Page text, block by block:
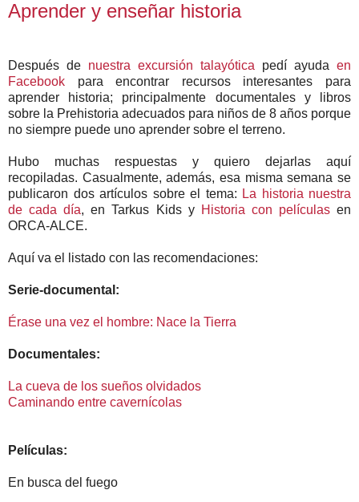
Aprender y enseñar historia
Después de nuestra excursión talayótica pedí ayuda en
Facebook para encontrar recursos interesantes para
aprender historia; principalmente documentales y libros
sobre la Prehistoria adecuados para niños de 8 años porque
no siempre puede uno aprender sobre el terreno.
Hubo muchas respuestas y quiero dejarlas aquí
recopiladas. Casualmente, además, esa misma semana se
publicaron dos artículos sobre el tema: La historia nuestra
de cada día, en Tarkus Kids y Historia con películasen
ORCA-ALCE.
Aquí va el listado con las recomendaciones:
Serie-documental:
Érase una vez el hombre: Nace la Tierra
Documentales:
La cueva de los sueños olvidados
Caminando entre cavernícolas
Películas:
En busca del fuego